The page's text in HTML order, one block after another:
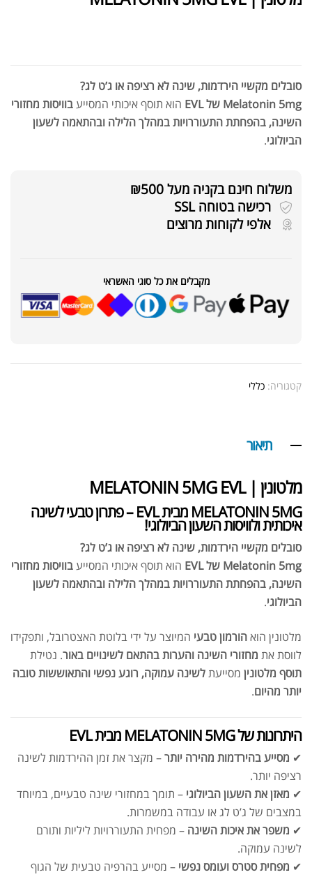
סובלים מקשיי הירדמות, שינה לא רציפה או ג’ט לג?
Melatonin 5mg של EVL
הוא תוסף איכותי המסייעבוויסות מחזורי
השינה, בהפחתת התעוררויות במהלך הלילה ובהתאמה לשעון
הביולוגי.
משלוח חינם בקניה מעל ₪500
רכישה בטוחה SSL
אלפי לקוחות מרוצים
מקבלים את כל סוגי האשראי
קטגוריה: כללי
תיאור
מלטונין | MELATONIN 5MG EVL
MELATONIN 5MG מבית EVL – פתרון טבעי לשינה
איכותית ולוויסות השעון הביולוגי!
סובלים מקשיי הירדמות, שינה לא רציפה או ג’ט לג?
Melatonin 5mg של EVL
הוא תוסף איכותי המסייעבוויסות מחזורי
השינה, בהפחתת התעוררויות במהלך הלילה ובהתאמה לשעון
הביולוגי.
מלטונין הואהורמון טבעי המיוצר על ידי בלוטת האצטרובל, ותפקידו
לווסת את מחזורי השינה והערות בהתאם לשינויים באור. נטילת
תוסף מלטונין מסייעתלשינה עמוקה, רוגע נפשי והתאוששות טובה
יותר מהיום.
היתרונות של MELATONIN 5MG מבית EVL
✔ מסייע בהירדמות מהירה יותר– מקצר את זמן ההירדמות לשינה
רציפה יותר.
✔ מאזן את השעון הביולוגי – תומך במחזורי שינה טבעיים, במיוחד
במצבים של ג’ט לג או עבודה במשמרות.
✔ משפר את איכות השינה – מפחית התעוררויות ליליות ותורם
לשינה עמוקה.
✔ מפחית סטרס ועומס נפשי – מסייע בהרפיה טבעית של הגוף